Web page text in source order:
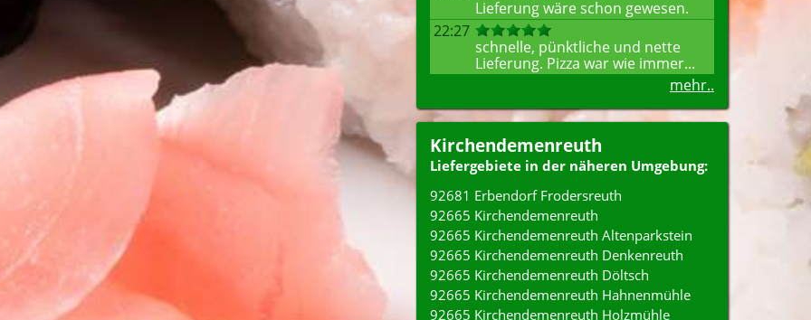
Lieferung wäre schon gewesen.
22:27
schnelle, pünktliche und nette
Lieferung. Pizza war wie immer...
mehr..
Kirchendemenreuth
Liefergebiete in der näheren Umgebung:
92681 Erbendorf Frodersreuth
92665 Kirchendemenreuth
92665 Kirchendemenreuth Altenparkstein
92665 Kirchendemenreuth Denkenreuth
92665 Kirchendemenreuth Döltsch
92665 Kirchendemenreuth Hahnenmühle
92665 Kirchendemenreuth Holzmühle